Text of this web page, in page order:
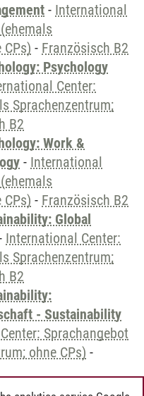
- International
- Französisch B2
Psychology
Center:
Sprachenzentrum;
B2
Work &
- International
- Französisch B2
Global
International Center:
Sprachenzentrum;
B2
- Sustainability
Sprachangebot
ohne CPs) -